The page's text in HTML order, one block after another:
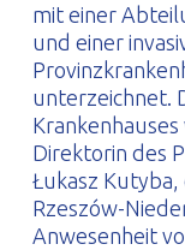
mit einer
und einer
unterzeichnet.
Direktorin des
Łukasz
Rzeszów-
Anwesenheit